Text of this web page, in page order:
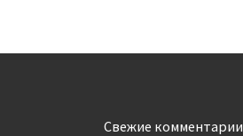
Свежие комментарии